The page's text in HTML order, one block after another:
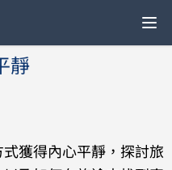
靜
獲得內心平靜，探討旅